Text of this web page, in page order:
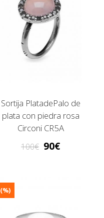
Sortija PlatadePalo de
plata con piedra rosa
Circoni CR5A
100 90
(%)